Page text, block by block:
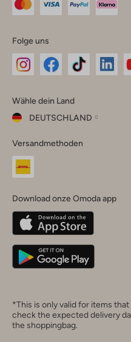
Folge uns
Instagram
Facebook
TikTok
Wähle dein Land
DEUTSCHLAND
dein
Land
Belgique(Français)
Deutschland
Versandmethoden
Download onze Omoda app
*This is only valid for items
check the expected delivery
the shoppingbag.